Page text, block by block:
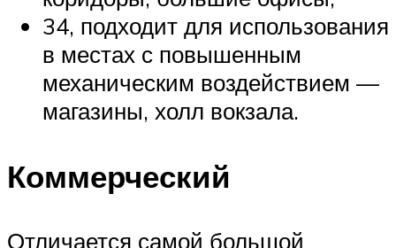
34, подходит для использования
в местах с повышенным
механическим воздействием —
магазины, холл вокзала.
Коммерческий
Отличается самой большой